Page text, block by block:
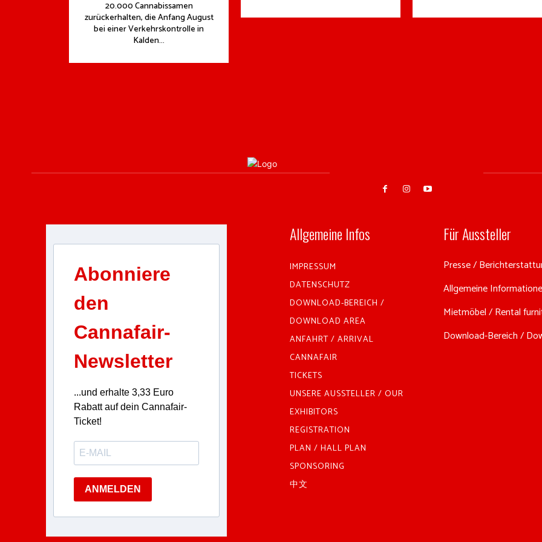
20.000 Cannabissamen
zurückerhalten, die Anfang August
bei einer Verkehrskontrolle in
Kalden...
Abonniere
den
Cannafair-
Newsletter
...und erhalte 3,33 Euro
Rabatt auf dein Cannafair-
Ticket!
ANMELDEN
Allgemeine Infos
IMPRESSUM
DATENSCHUTZ
DOWNLOAD-BEREICH /
DOWNLOAD AREA
ANFAHRT / ARRIVAL
CANNAFAIR
TICKETS
UNSERE AUSSTELLER / OUR
EXHIBITORS
REGISTRATION
PLAN / HALL PLAN
SPONSORING
中文
Für Aussteller
Presse /
Allgemeine
Mietmöbel / Rental
Download-Bereich /